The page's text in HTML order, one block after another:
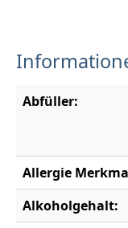
Abfüller:
Allergie
Alkoholgehalt: